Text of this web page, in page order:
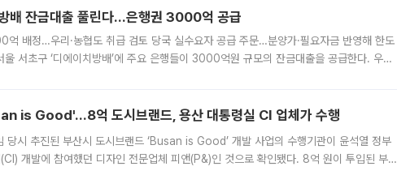
배 잔금대출 풀린다…은행권 3000억 공급
억 배정…우리·농협도 취급 검토 당국 실수요자 공급 주문…분양가·필요자금 반영해 한도
서초구 ‘디에이치방배’에 주요 은행들이 3000억원 규모의 잔금대출을 공급한다. 우리
is Good'…8억 도시브랜드, 용산 대통령실 CI 업체가 수행
당시 추진된 부산시 도시브랜드 ‘Busan is Good’ 개발 사업의 수행기관이 윤석열 정부
개발에 참여했던 디자인 전문업체 피앤(P&)인 것으로 확인됐다. 8억 원이 투입된 부산